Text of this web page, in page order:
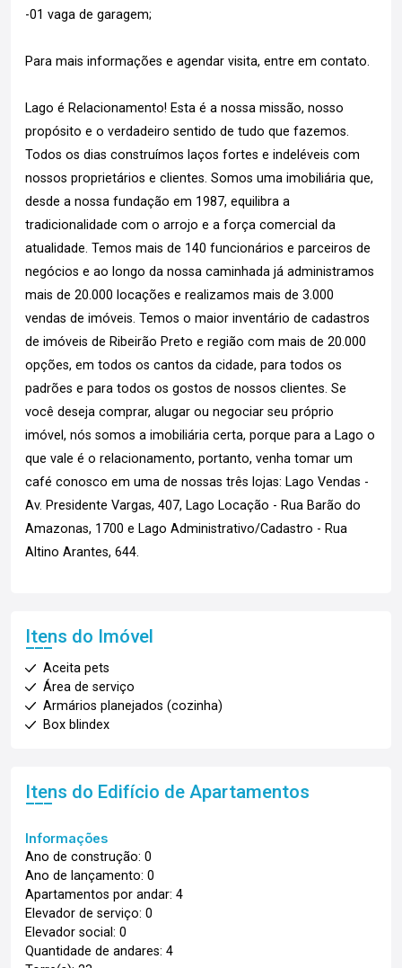
-01 vaga de garagem;
Para mais informações e agendar visita, entre em contato.
Lago é Relacionamento! Esta é a nossa missão, nosso
propósito e o verdadeiro sentido de tudo que fazemos.
Todos os dias construímos laços fortes e indeléveis com
nossos proprietários e clientes. Somos uma imobiliária que,
desde a nossa fundação em 1987, equilibra a
tradicionalidade com o arrojo e a força comercial da
atualidade. Temos mais de 140 funcionários e parceiros de
negócios e ao longo da nossa caminhada já administramos
mais de 20.000 locações e realizamos mais de 3.000
vendas de imóveis. Temos o maior inventário de cadastros
de imóveis de Ribeirão Preto e região com mais de 20.000
opções, em todos os cantos da cidade, para todos os
padrões e para todos os gostos de nossos clientes. Se
você deseja comprar, alugar ou negociar seu próprio
imóvel, nós somos a imobiliária certa, porque para a Lago o
que vale é o relacionamento, portanto, venha tomar um
café conosco em uma de nossas três lojas: Lago Vendas -
Av. Presidente Vargas, 407, Lago Locação - Rua Barão do
Amazonas, 1700 e Lago Administrativo/Cadastro - Rua
Altino Arantes, 644.
Itens do Imóvel
Aceita pets
Área de serviço
Armários planejados (cozinha)
Box blindex
Itens do Edifício de Apartamentos
Informações
Ano de construção: 0
Ano de lançamento: 0
Apartamentos por andar: 4
Elevador de serviço: 0
Elevador social: 0
Quantidade de andares: 4